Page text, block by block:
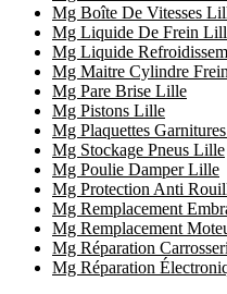
Mg Boîte De Vitesses
Mg Liquide De Frein
Mg Liquide
Mg Maitre Cylindre
Mg Pare Brise Lille
Mg Pistons Lille
Mg Plaquettes
Mg Stockage Pneus Lille
Mg Poulie Damper Lille
Mg Protection Anti
Mg Remplacement
Mg Remplacement
Mg Réparation
Mg Réparation